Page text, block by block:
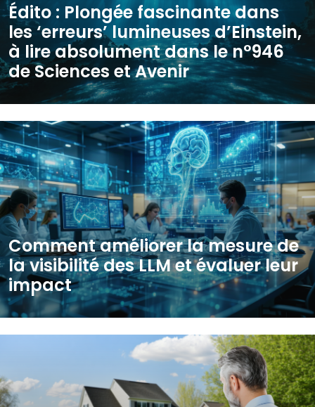
Édito : Plongée fascinante dans
les ‘erreurs’ lumineuses d’Einstein,
à lire absolument dans le n°946
de Sciences et Avenir
Comment améliorer la mesure de
la visibilité des LLM et évaluer leur
impact